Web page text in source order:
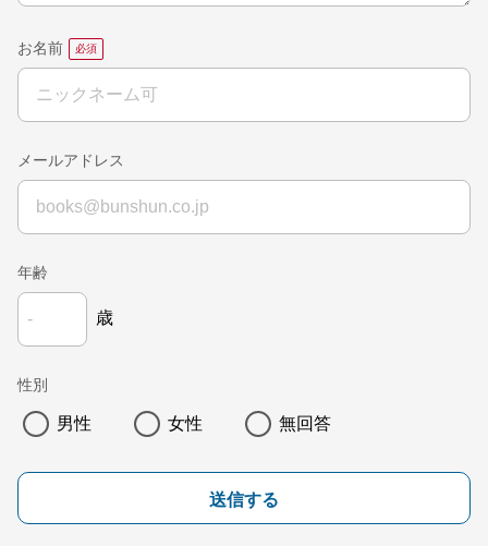
お名前
メールアドレス
年齢
歳
性別
男性 女性 無回答
送信する